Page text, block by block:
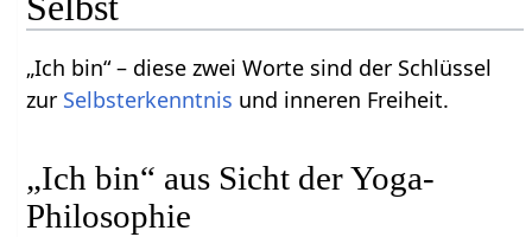
„Ich bin“ – diese zwei Worte sind der Schlüssel
zur Selbsterkenntnis und inneren Freiheit.
„Ich bin“ aus Sicht der Yoga-
Philosophie